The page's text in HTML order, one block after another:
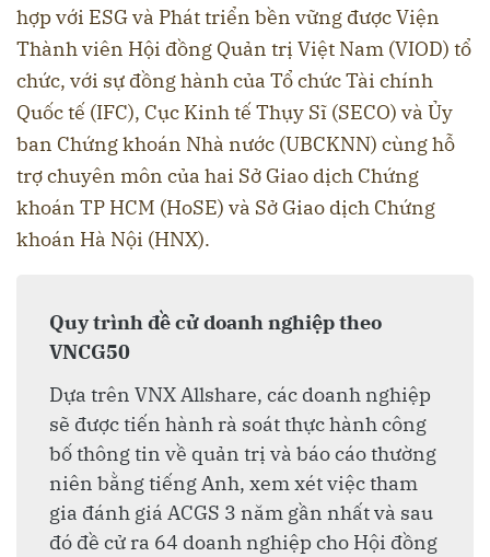
hợp với ESG và Phát triển bền vững được Viện
Thành viên Hội đồng Quản trị Việt Nam (VIOD) tổ
chức, với sự đồng hành của Tổ chức Tài chính
Quốc tế (IFC), Cục Kinh tế Thụy Sĩ (SECO) và Ủy
ban Chứng khoán Nhà nước (UBCKNN) cùng hỗ
trợ chuyên môn của hai Sở Giao dịch Chứng
khoán TP HCM (HoSE) và Sở Giao dịch Chứng
khoán Hà Nội (HNX).
Quy trình đề cử doanh nghiệp theo
VNCG50
Dựa trên VNX Allshare, các doanh nghiệp
sẽ được tiến hành rà soát thực hành công
bố thông tin về quản trị và báo cáo thường
niên bằng tiếng Anh, xem xét việc tham
gia đánh giá ACGS 3 năm gần nhất và sau
đó đề cử ra 64 doanh nghiệp cho Hội đồng